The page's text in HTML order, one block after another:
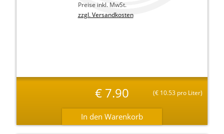
Preise inkl. MwSt.
zzgl. Versandkosten
€7.90 (€ 10.53 pro Liter)